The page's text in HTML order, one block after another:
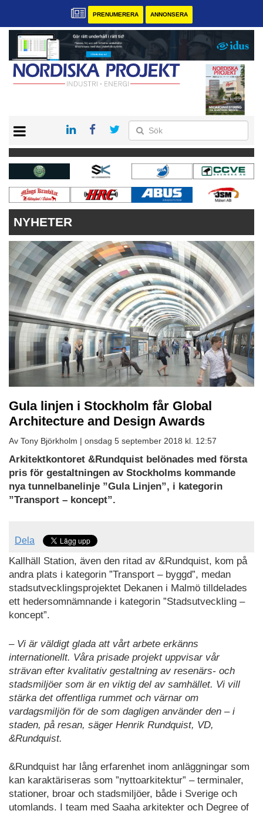
PRENUMERERA ANNONSERA
KONTAKT
VÅRA ANDRA MAGASIN
PRENUMERERA
ANNONSERA
NYHETER
Gula linjen i Stockholm får Global
Architecture and Design Awards
Av Tony Björkholm | onsdag 5 september 2018 kl. 12:57
Arkitektkontoret &Rundquist belönades med första
pris för gestaltningen av Stockholms kommande
nya tunnelbanelinje ”Gula Linjen”, i kategorin
”Transport – koncept”.
Dela
Kallhäll Station, även den ritad av &Rundquist, kom på
andra plats i kategorin ”Transport – byggd”, medan
stadsutvecklingsprojektet Dekanen i Malmö tilldelades
ett hedersomnämnande i kategorin ”Stadsutveckling –
koncept”.
– Vi är väldigt glada att vårt arbete erkänns
internationellt. Våra prisade projekt uppvisar vår
strävan efter kvalitativ gestaltning av resenärs- och
stadsmiljöer som är en viktig del av samhället. Vi vill
stärka det offentliga rummet och värnar om
vardagsmiljön för de som dagligen använder den – i
staden, på resan, säger Henrik Rundquist, VD,
&Rundquist.
&Rundquist har lång erfarenhet inom anläggningar som
kan karaktäriseras som ”nyttoarkitektur” – terminaler,
stationer, broar och stadsmiljöer, både i Sverige och
utomlands. I team med Saaha arkitekter och Degree of